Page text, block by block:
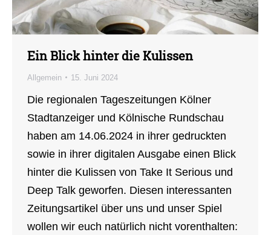
Ein Blick hinter die Kulissen
Allgemein 15. Juni 2024
Die regionalen Tageszeitungen Kölner
Stadtanzeiger und Kölnische Rundschau
haben am 14.06.2024 in ihrer gedruckten
sowie in ihrer digitalen Ausgabe einen Blick
hinter die Kulissen von Take It Serious und
Deep Talk geworfen. Diesen interessanten
Zeitungsartikel über uns und unser Spiel
wollen wir euch natürlich nicht vorenthalten: